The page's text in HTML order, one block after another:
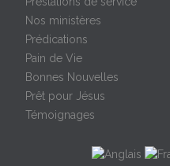
Nos ministères
Prédications
Pain de Vie
Bonnes Nouvelles
Prêt pour Jésus
Témoignages